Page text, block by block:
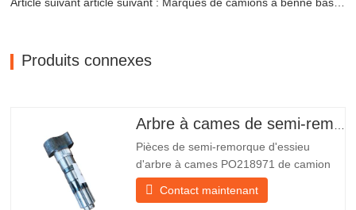
Produits connexes
Pièces de semi-remorque d'essieu
d'arbre à cames PO218971 de camion
chinois à vendre Caractéristiques Produit
Pièces de rechange pour remorque
Contact maintenant